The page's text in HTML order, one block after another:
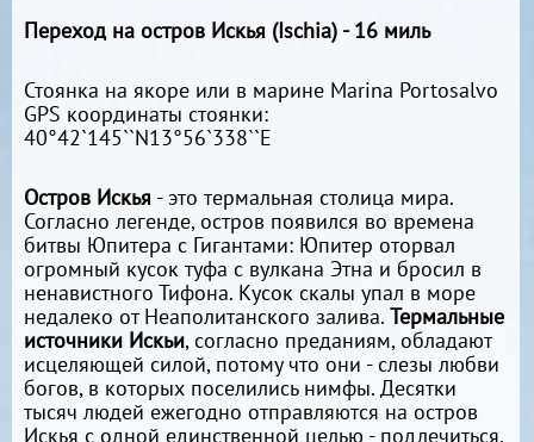
Переход на остров Искья (Ischia) - 16 миль
Стоянка на якоре или в марине Marina Portosalvo
GPS координаты стоянки:
40°42`145``N13°56`338``E
Остров Искья - это термальная столица мира.
Согласно легенде, остров появился во времена
битвы Юпитера с Гигантами: Юпитер оторвал
огромный кусок туфа с вулкана Этна и бросил в
ненавистного Тифона. Кусок скалы упал в море
недалеко от Неаполитанского залива. Термальные
источники Искьи, согласно преданиям, обладают
исцеляющей силой, потому что они - слезы любви
богов, в которых поселились нимфы. Десятки
тысяч людей ежегодно отправляются на остров
Искья с одной единственной целью - подлечиться.